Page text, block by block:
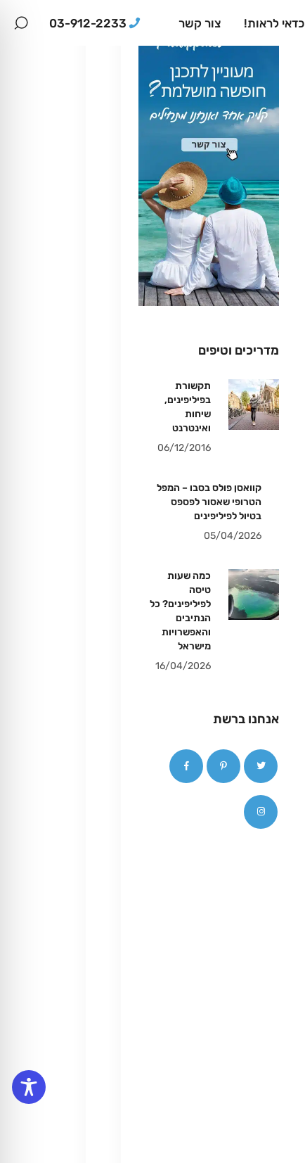
כדאי לראות! צור קשר 03-912-2233
מדריכים וטיפים
תקשורת
בפיליפינים,
שיחות
ואינטרנט
06/12/2016
קוואסן פולס בסבו – המפל
הטרופי שאסור לפספס
בטיול לפיליפינים
05/04/2026
כמה שעות
טיסה
לפיליפינים? כל
הנתיבים
והאפשרויות
מישראל
16/04/2026
אנחנו ברשת